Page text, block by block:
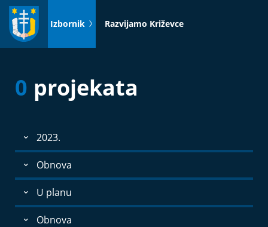
Idi
sadržaj
Izbornik Razvijamo Križevce
0 projekata
2023.
Obnova
U planu
Obnova